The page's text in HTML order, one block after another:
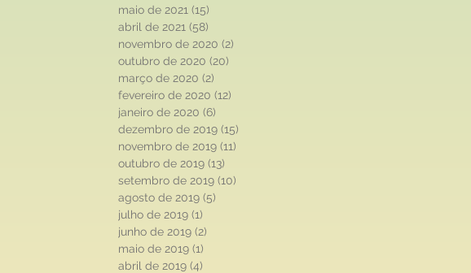
maio de 2021 (15)
abril de 2021 (58)
novembro de 2020 (2)
outubro de 2020 (20)
março de 2020 (2)
fevereiro de 2020 (12)
janeiro de 2020 (6)
dezembro de 2019 (15)
novembro de 2019 (11)
outubro de 2019 (13)
setembro de 2019 (10)
agosto de 2019 (5)
julho de 2019 (1)
junho de 2019 (2)
maio de 2019 (1)
abril de 2019 (4)